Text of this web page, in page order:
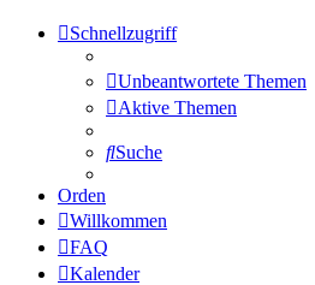
Schnellzugriff
Unbeantwortete Themen
Aktive Themen
Suche
Orden
Willkommen
FAQ
Kalender